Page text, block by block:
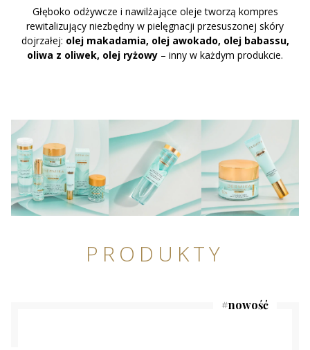
Głęboko odżywcze i nawilżające oleje tworzą kompres
rewitalizujący niezbędny w pielęgnacji przesuszonej skóry
dojrzałej: olej makadamia, olej awokado, olejbabassu,
oliwa z oliwek, olej ryżowy – inny w każdym produkcie.
PRODUKTY
#nowość